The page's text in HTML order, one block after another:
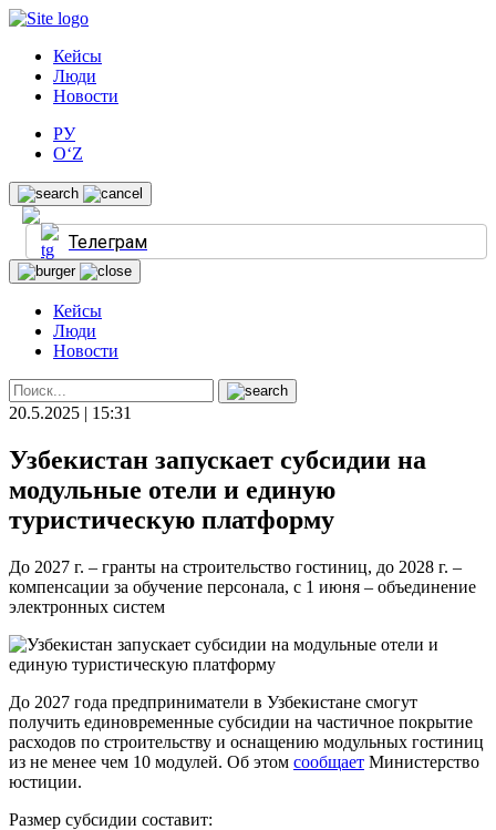
Кейсы
Люди
Новости
РУ
O‘Z
Телеграм
Кейсы
Люди
Новости
20.5.2025 | 15:31
Узбекистан запускает субсидии на
модульные отели и единую
туристическую платформу
До 2027 г. – гранты на строительство гостиниц, до 2028 г. –
компенсации за обучение персонала, с 1 июня – объединение
электронных систем
До 2027 года предприниматели в Узбекистане смогут
получить единовременные субсидии на частичное покрытие
расходов по строительству и оснащению модульных гостиниц
из не менее чем 10 модулей. Об этом сообщает Министерство
юстиции.
Размер субсидии составит: